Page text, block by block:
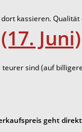
kassieren. Qualität
(17. Juni)
teurer sind (auf
geht